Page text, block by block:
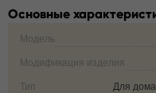
Основные
Модель
Модификация изделия
Тип Для